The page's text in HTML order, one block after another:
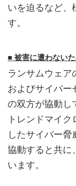
いを迫るなど、
す。
■ 被害に遭わない
ランサムウェ
およびサイバー
の双方が協動し
トレンドマイ
したサイバー
協動すると共に
います。